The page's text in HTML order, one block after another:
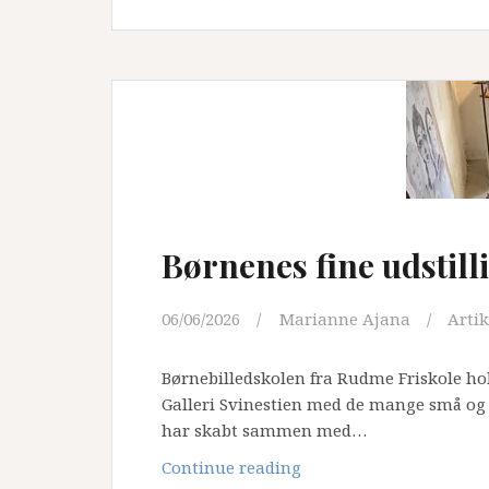
Børnenes fine
06/06/2026 Marianne Ajana
Børnebilledskolen fra Rudme Friskole
Galleri Svinestien med de mange små
har skabt sammen med…
Continue reading